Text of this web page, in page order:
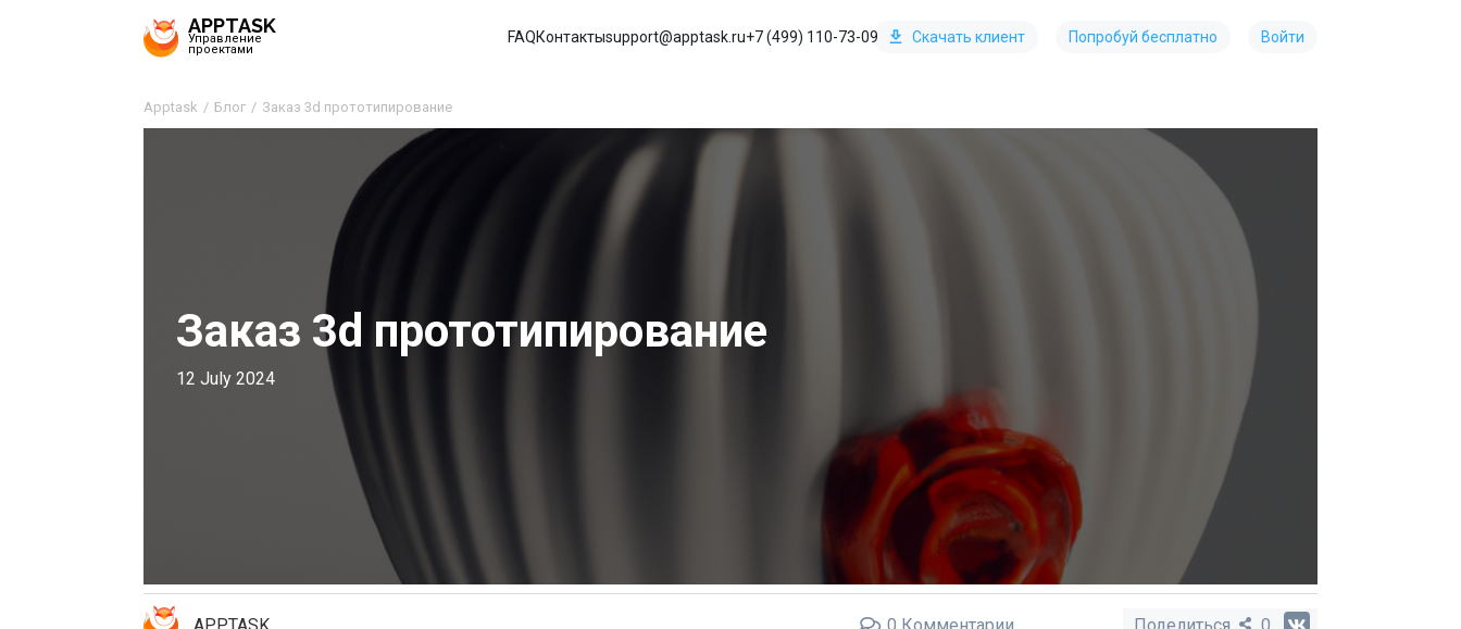
APPTASK
Управление
проектами
FAQКонтактыsupport@apptask.ru+7 (499) 110-73-09 Скачать клиент Попробуй бесплатно Войти
Apptask Блог Заказ 3d прототипирование
Заказ 3d прототипирование
12 July 2024
APPTASK 0 Комментарии Поделиться 0